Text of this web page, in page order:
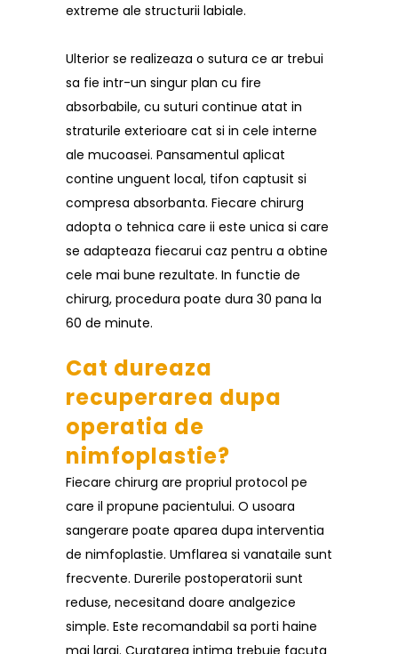
extreme ale structurii labiale.
Ulterior se realizeaza o sutura ce ar trebui
sa fie intr-un singur plan cu fire
absorbabile, cu suturi continue atat in
straturile exterioare cat si in cele interne
ale mucoasei. Pansamentul aplicat
contine unguent local, tifon captusit si
compresa absorbanta. Fiecare chirurg
adopta o tehnica care ii este unica si care
se adapteaza fiecarui caz pentru a obtine
cele mai bune rezultate. In functie de
chirurg, procedura poate dura 30 pana la
60 de minute.
Cat dureaza
recuperarea dupa
operatia de
nimfoplastie?
Fiecare chirurg are propriul protocol pe
care il propune pacientului. O usoara
sangerare poate aparea dupa interventia
de nimfoplastie. Umflarea si vanataile sunt
frecvente. Durerile postoperatorii sunt
reduse, necesitand doare analgezice
simple. Este recomandabil sa porti haine
mai largi. Curatarea intima trebuie facuta